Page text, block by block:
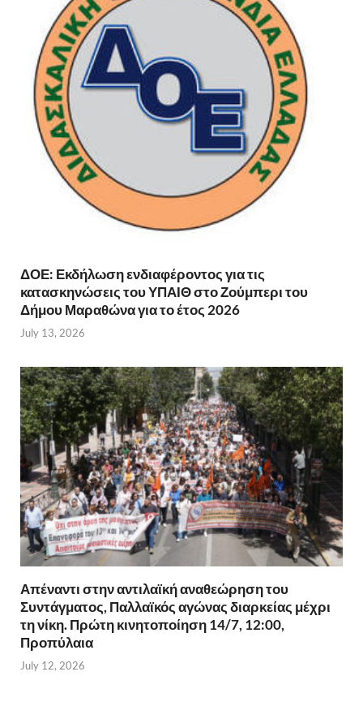
ΔΟΕ: Εκδήλωση ενδιαφέροντος για τις
κατασκηνώσεις του ΥΠΑΙΘ στο Ζούμπερι του
Δήμου Μαραθώνα για το έτος 2026
July 13, 2026
Απέναντι στην αντιλαϊκή αναθεώρηση του
Συντάγματος, Παλλαϊκός αγώνας διαρκείας μέχρι
τη νίκη. Πρώτη κινητοποίηση 14/7, 12:00,
Προπύλαια
July 12, 2026